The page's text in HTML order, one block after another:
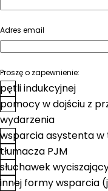
Adres email
Proszę o zapewnienie:
pętli indukcyjnej
pomocy w dojściu z
wydarzenia
wsparcia asystenta
tłumacza PJM
słuchawek
innej formy wsparcia